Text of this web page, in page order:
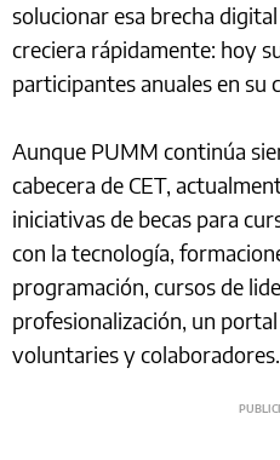
solucionar esa brecha
creciera rápidamente: hoy
participantes anuales en su
Aunque PUMM continúa
cabecera de CET,
iniciativas de becas para
con la tecnología,
programación, cursos de
profesionalización, un
voluntaries y colaboradores.